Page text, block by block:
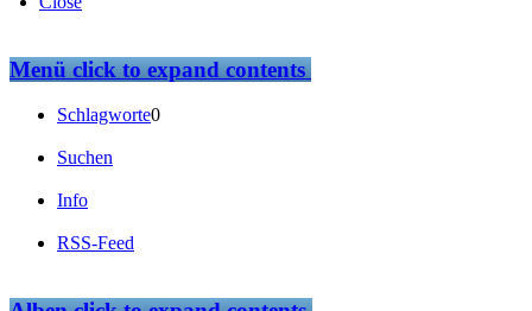
Menüclick to expand contents
Schlagworte0
Suchen
Info
RSS-Feed